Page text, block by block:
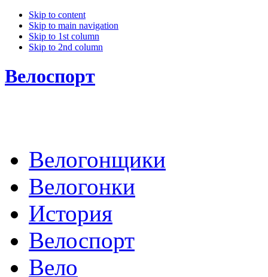
Skip to content
Skip to main navigation
Skip to 1st column
Skip to 2nd column
Велоспорт
Велогонщики
Велогонки
История
Велоспорт
Вело